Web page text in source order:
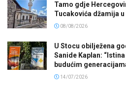
Tamo gdje
Tucakovića džamija
08/08/2026
U Stocu obilježena
Sanide Kaplan:
budućim
14/07/2026